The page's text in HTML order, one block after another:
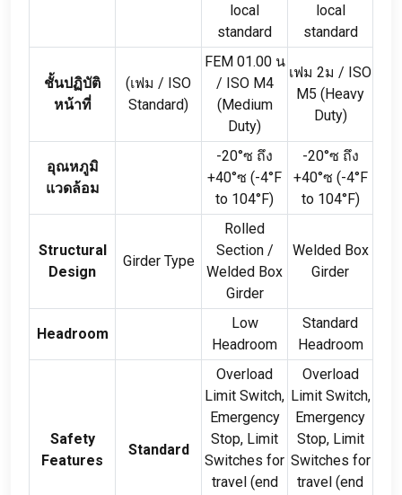
local
standard
local
standard
ชั้นปฏิบัติ
หน้าที่
(เฟม / ISO
Standard)
FEM 01.00 น
/ ISO M4
(Medium
Duty)
เฟม 2ม / ISO
M5 (Heavy
Duty)
อุณหภูมิ
แวดล้อม
-20°ซ ถึง
+40°ซ (-4°F
to 104°F)
-20°ซ ถึง
+40°ซ (-4°F
to 104°F)
Structural
Design
Girder Type
Rolled
Section/
Welded Box
Girder
Welded Box
Girder
Headroom
Low
Headroom
Standard
Headroom
Safety
Features
Standard
Overload
Limit Switch,
Emergency
Stop, Limit
Switches for
travel(end
Overload
Limit Switch,
Emergency
Stop, Limit
Switches for
travel (end